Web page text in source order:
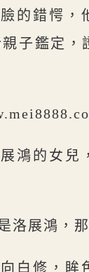
的錯愕，
子鑑定，
鴻的女兒
洛展鴻，
白修，眸